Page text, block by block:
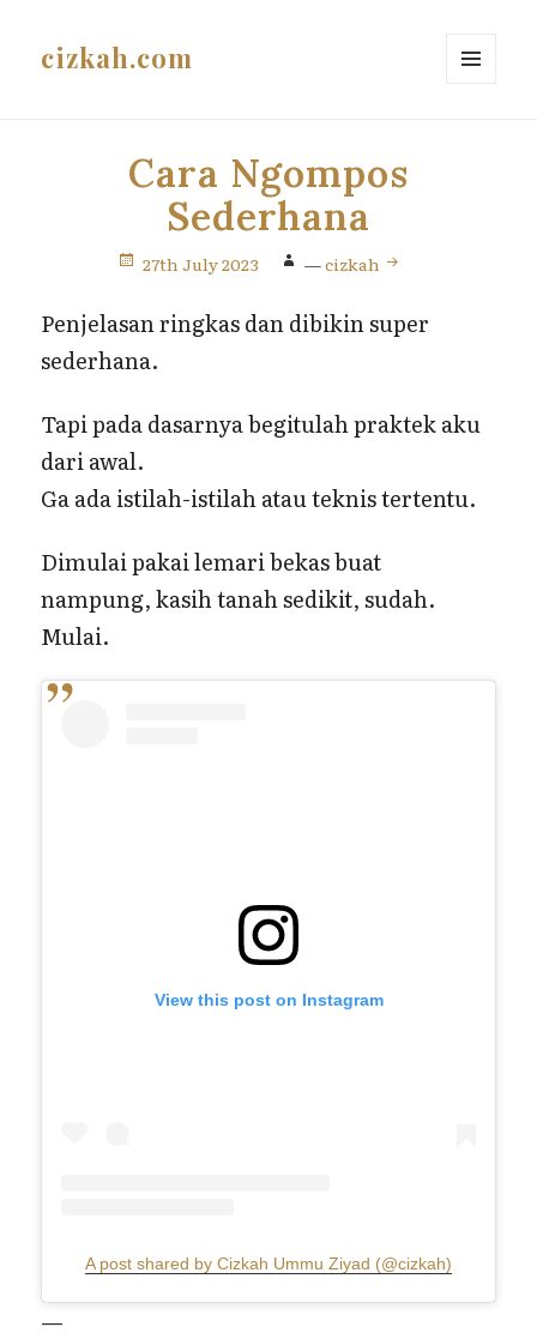
cizkah.com
Cara Ngompos
Sederhana
27th July 2023 —cizkah
Penjelasan ringkas dan dibikin super
sederhana.
Tapi pada dasarnya begitulah praktek aku
dari awal.
Ga ada istilah-istilah atau teknis tertentu.
Dimulai pakai lemari bekas buat
nampung, kasih tanah sedikit, sudah.
Mulai.
View this post on Instagram
A post shared by Cizkah Ummu Ziyad (@cizkah)
—